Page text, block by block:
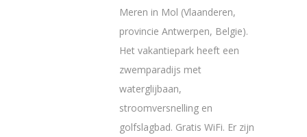
Meren in Mol (Vlaanderen,
provincie Antwerpen, Belgie).
Het vakantiepark heeft een
zwemparadijs met
waterglijbaan,
stroomversnelling en
golfslagbad. Gratis WiFi. Er zijn